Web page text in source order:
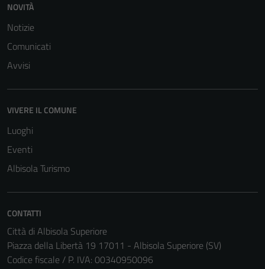
NOVITÀ
Notizie
Comunicati
Avvisi
VIVERE IL COMUNE
Luoghi
Eventi
Albisola Turismo
CONTATTI
Città di Albisola Superiore
Piazza della Libertà 19 17011 - Albisola Superiore (SV)
Codice fiscale / P. IVA: 00340950096